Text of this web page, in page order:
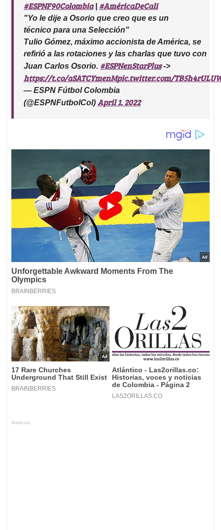
#ESPNF90Colombia| #AméricaDeCali
"Yo le dije a Osorio que creo que es un
técnico para una Selección"
Tulio Gómez, máximo accionista de América, se
refirió a las rotaciones y las charlas que tuvo con
Juan Carlos Osorio. #ESPNenStarPlus->
https://t.co/aSATCYmenMpic.twitter.com/
— ESPN Fútbol Colombia
(@ESPNFutbolCol) April 1, 2022
Anuncios.